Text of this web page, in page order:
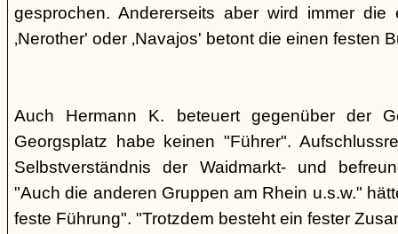
gesprochen. Andererseits aber wird immer die
‚Nerother' oder ‚Navajos' betont die einen festen
Auch Hermann K. beteuert gegenüber der
Georgsplatz habe keinen "Führer".
Selbstverständnis der Waidmarkt- und
"Auch die anderen Gruppen am Rhein u.s.w."
feste Führung". "Trotzdem besteht ein fester